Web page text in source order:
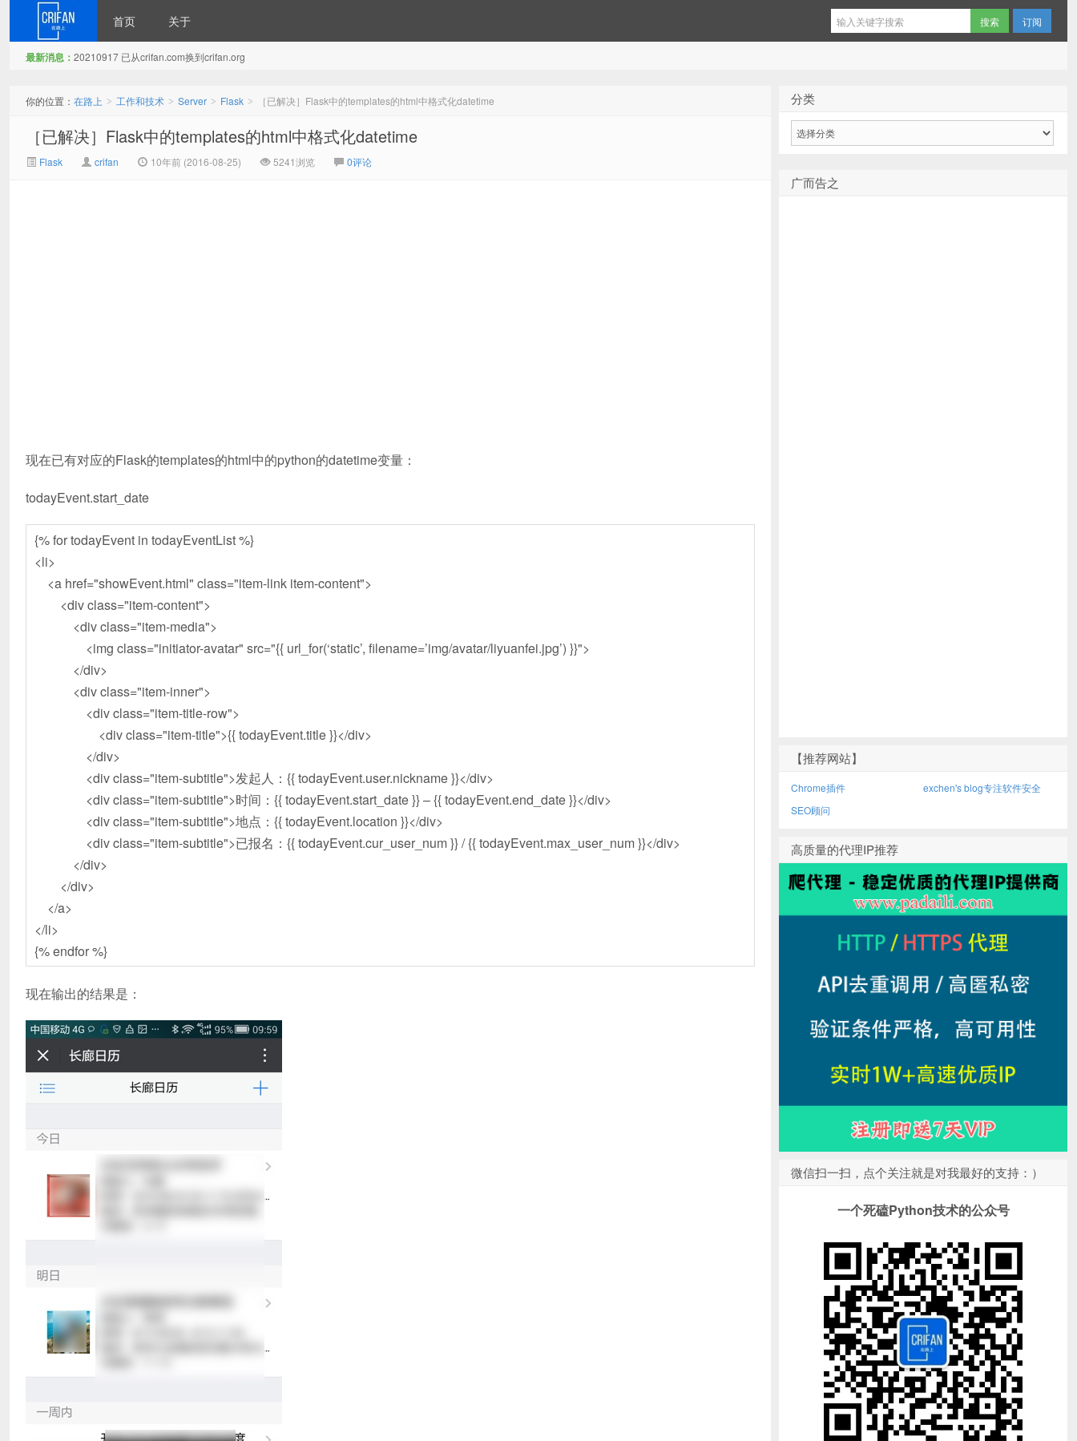
首页 关于 订阅
最新消息： 20210917 已从crifan.com换到crifan.org
你的位置： 在路上 > 工作和技术 > Server > Flask > ［已解决］Flask中的templates的html中格式化datetime
［已解决］Flask中的templates的html中格式化datetime
Flask crifan 10年前 (2016-08-25) 5241浏览 0评论
现在已有对应的Flask的templates的html中的python的datetime变量：
todayEvent.start_date
{% for todayEvent in todayEventList %}
<li>
<a href="showEvent.html" class="item-link item-content">
<div class="item-content">
<div class="item-media">
<img class="initiator-avatar" src="{{ url_for(‘static’, filename=’img/avatar/liyuanfei.jpg’) }}">
</div>
<div class="item-inner">
<div class="item-title-row">
<div class="item-title">{{ todayEvent.title }}</div>
</div>
<div class="item-subtitle">发起人：{{ todayEvent.user.nickname }}</div>
<div class="item-subtitle">时间：{{ todayEvent.start_date }} – {{ todayEvent.end_date }}</div>
<div class="item-subtitle">地点：{{ todayEvent.location }}</div>
<div class="item-subtitle">已报名：{{ todayEvent.cur_user_num }} / {{ todayEvent.max_user_num }}</div>
</div>
</div>
</a>
</li>
{% endfor %}
现在输出的结果是：
分类
广而告之
【推荐网站】
Chrome插件
exchen's blog专注软件安全
SEO顾问
高质量的代理IP推荐
微信扫一扫，点个关注就是对我最好的支持：）
一个死磕Python技术的公众号